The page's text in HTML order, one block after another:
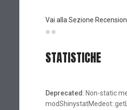
Vai alla Sezione
STATISTICHE
Deprecated : Non-static